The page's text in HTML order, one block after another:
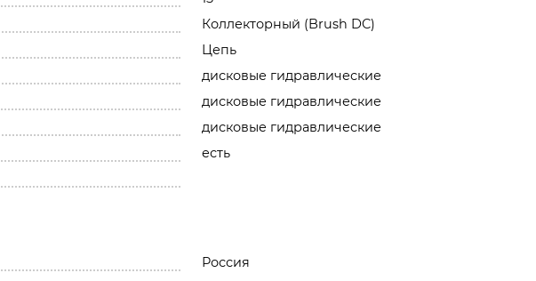
Коллекторный (Brush DC)
Цепь
дисковые гидравлические
дисковые гидравлические
дисковые гидравлические
есть
Россия